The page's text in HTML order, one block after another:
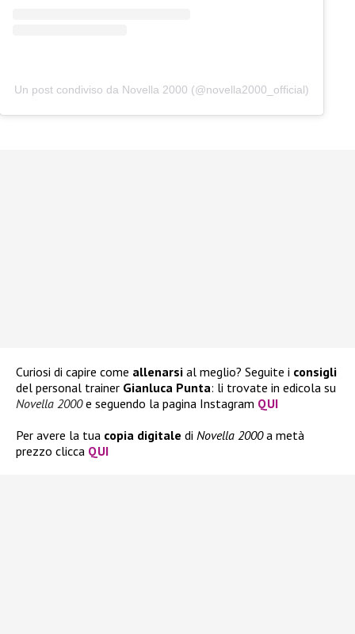
Un post condiviso da Novella 2000 (@novella2000_official)
Curiosi di capire come allenarsi al meglio? Seguite i consigli
del personal trainer Gianluca Punta: li trovate in edicola su
Novella 2000e seguendo la pagina Instagram QUI
Per avere la tua copia digitale di Novella 2000a metà
prezzo clicca QUI